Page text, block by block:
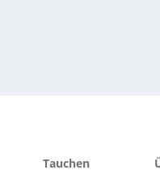
Tauchen